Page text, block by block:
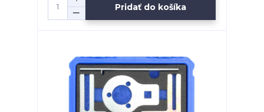
Pridať do košíka